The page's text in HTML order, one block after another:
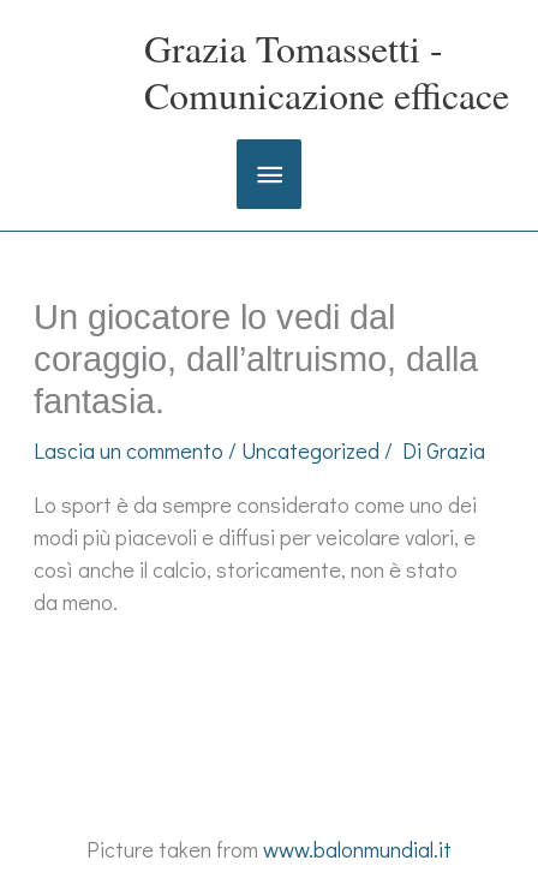
Grazia Tomassetti -
Comunicazione efficace
Menu
principale
Un giocatore lo vedi dal
coraggio, dall’altruismo, dalla
fantasia.
Lascia un commento / Uncategorized / DiGrazia
Lo sport è da sempre considerato come uno dei
modi più piacevoli e diffusi per veicolare valori, e
così anche il calcio, storicamente, non è stato
da meno.
Picture taken from www.balonmundial.it